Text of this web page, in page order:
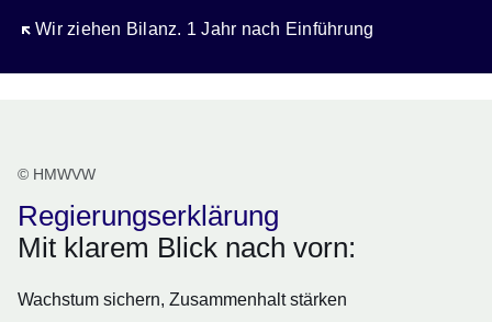
Wir ziehen Bilanz. 1 Jahr nach Einführung
Öffnet sich in einem neuen Fenster
© HMWVW
Regierungserklärung
Mit klarem Blick nach vorn:
Wachstum sichern, Zusammenhalt stärken